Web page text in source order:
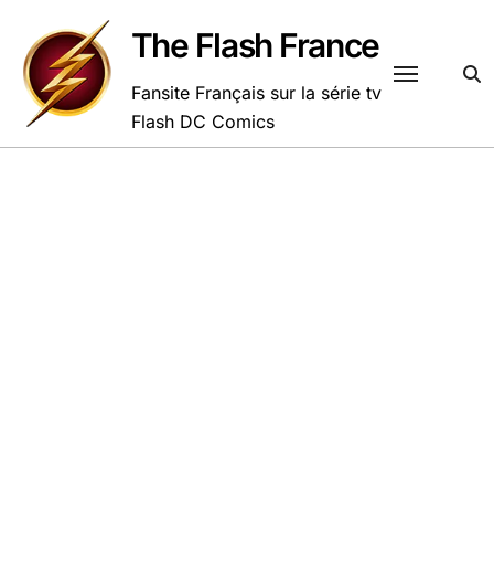
contenu
The Flash France
Fansite Français sur la série tv
Flash DC Comics